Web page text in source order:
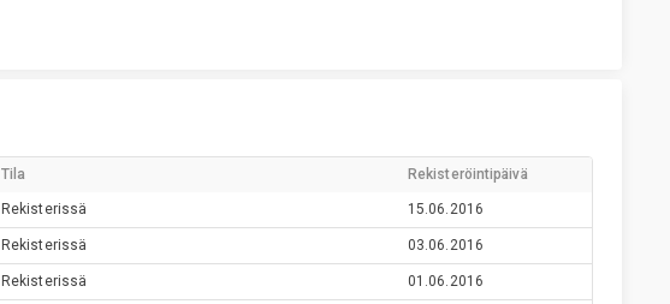
Tila Rekisteröintipäivä
Rekisterissä 15.06.2016
Rekisterissä 03.06.2016
Rekisterissä 01.06.2016